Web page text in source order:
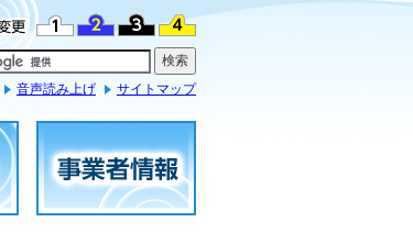
音声読み上げ サイトマップ